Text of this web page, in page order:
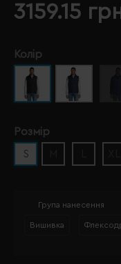
3159.15
Колір
Розмір
S
Група нанесення
Вишивка